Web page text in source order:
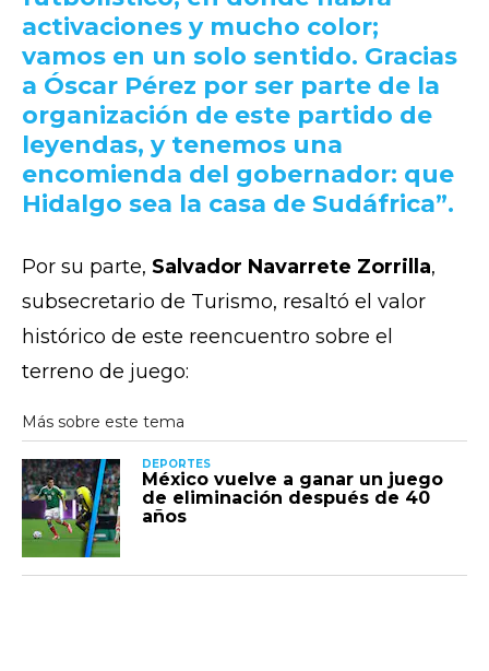
activaciones y mucho color;
vamos en un solo sentido. Gracias
a Óscar Pérez por ser parte de la
organización de este partido de
leyendas, y tenemos una
encomienda del gobernador: que
Hidalgo sea la casa de Sudáfrica”.
Por su parte, Salvador Navarrete Zorrilla,
subsecretario de Turismo, resaltó el valor
histórico de este reencuentro sobre el
terreno de juego:
DEPORTES
México vuelve a ganar un juego
de eliminación después de 40
años